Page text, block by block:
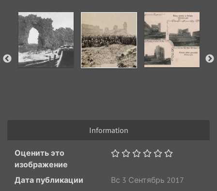
Information
Оценить это
изображение
Дата публикации
Вс 3 Сентябрь 2017